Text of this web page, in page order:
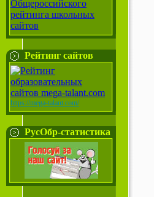
Рейтинг сайтов
https://mega-talant.com/
РусОбр-статистика